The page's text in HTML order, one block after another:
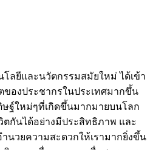
โลยีและนวัตกรรมสมัยใหม่ ได้เข้า
องประชากรในประเทศมากขึ้น
ฐ์ใหม่ๆที่เกิดขึ้นมากมายบนโลก
ตกันได้อย่างมีประสิทธิภาพ และ
ำนวยความสะดวกให้เรามากยิ่งขึ้น